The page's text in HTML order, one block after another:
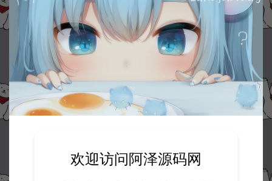
欢迎访问阿泽源码网